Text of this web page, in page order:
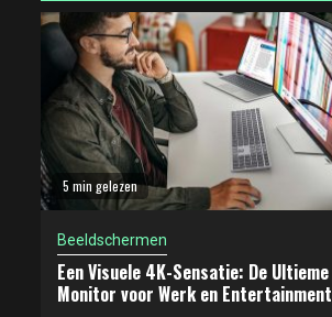
5 min gelezen
Beeldschermen
Een Visuele 4K-Sensatie: De Ultieme
Monitor voor Werk en Entertainment